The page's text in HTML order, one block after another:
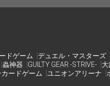
ントの進行方法
ドゲーム デュエル・マスターズ
蟲神器 GUILTY GEAR -STRIVE- 大
ードゲーム ユニオンアリーナ